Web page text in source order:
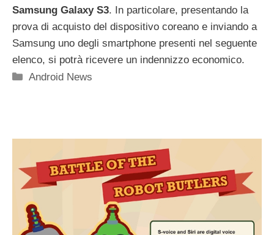
Samsung Galaxy S3. In particolare, presentando la
prova di acquisto del dispositivo coreano e inviando a
Samsung uno degli smartphone presenti nel seguente
elenco, si potrà ricevere un indennizzo economico.
Categorie
Android News